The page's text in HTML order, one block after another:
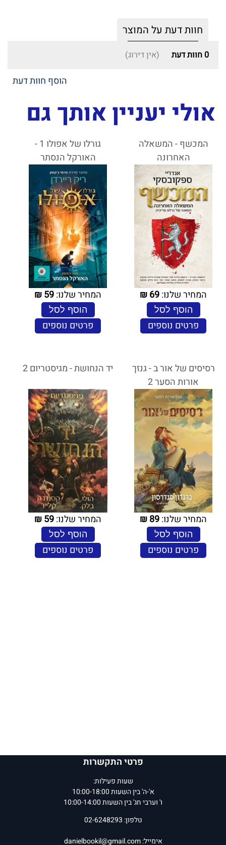
חוות דעת על המוצר
0 חוות דעת (אין דירוג)
הוסף חוות דעת
אולי יעניין אותך גם
המכשף - המשאלה
האחרונה
המחיר שלנו:69
₪
הוסף לסל
פרטים נוספים
גורלו של אפולו 1 -
האורקל הנסתר
המחיר שלנו:59
₪
הוסף לסל
פרטים נוספים
רסיסים של אור ב - גנזך
אורות הסער 2
המחיר שלנו:89
₪
הוסף לסל
פרטים נוספים
יד הנחושת - מגיסטריום 2
המחיר שלנו:59
₪
הוסף לסל
פרטים נוספים
פרטי התקשרות
שעות פעילות:
א'-ה' בין השעות 10:00-18:00
ו' וערבי חג' בין השעות 10:00-14:00
טלפון: 02-6248293
אימייל:danielbookil@gmail.com